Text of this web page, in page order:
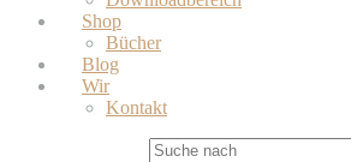
Shop
Bücher
Blog
Wir
Kontakt